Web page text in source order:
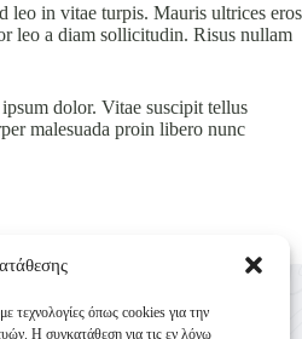
τεχνολογίες όπως cookies για την
Η συγκατάθεση για τις εν λόγω
leo in vitae turpis. Mauris ultrices eros
leo a diam sollicitudin. Risus nullam
dolor. Vitae suscipit tellus
malesuada proin libero nunc
Ελλάδος